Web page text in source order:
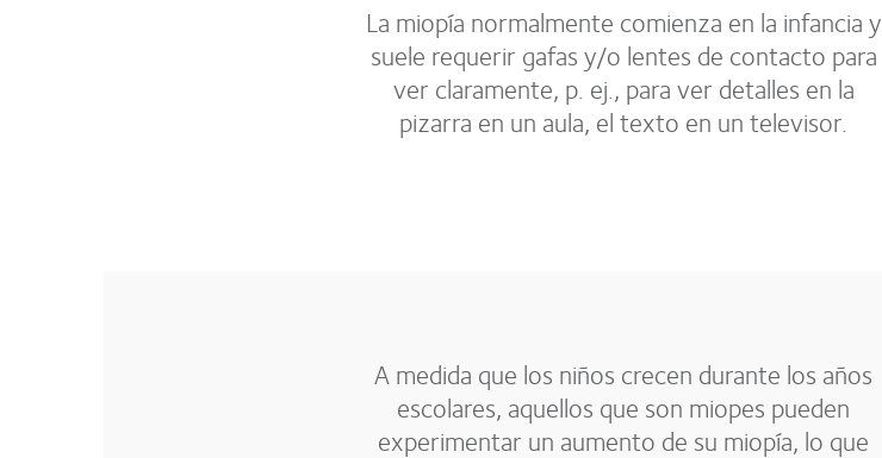
La miopía normalmente comienza en la infancia y
suele requerir gafas y/o lentes de contacto para
ver claramente, p. ej., para ver detalles en la
pizarra en un aula, el texto en un televisor.
A medida que los niños crecen durante los años
escolares, aquellos que son miopes pueden
experimentar un aumento de su miopía, lo que